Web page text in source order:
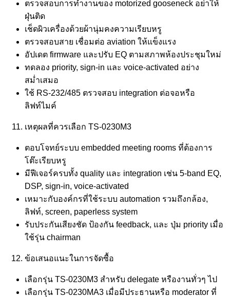
ตรวจสอบการทำงานของ motorized gooseneck อย่าให้
ฝุ่นติด
เช็ดผิวเครื่องด้วยผ้านุ่มคงความเรียบหรู
ตรวจสอบสาย เชื่อมต่อ aviation ให้แข็งแรง
อัปเดต firmware และปรับ EQ ตามสภาพห้องประชุมใหม่
ทดลอง priority, sign‑in และ voice‑activated อย่าง
สม่ำเสมอ
ใช้ RS‑232/485 ตรวจสอบ integration ต่อจอหรือ
ลิฟท์ไมค์
เหตุผลที่ควรเลือก TS‑0230M3
ตอบโจทย์ระบบ embedded meeting rooms ที่ต้องการ
โต๊ะเรียบหรู
มีฟีเจอร์ครบทั้ง quality และ integration เช่น 5-band EQ,
DSP, sign-in, voice‑activated
เหมาะกับองค์กรที่ใช้ระบบ automation รวมถึงกล้อง,
ลิฟท์, screen, paperless system
รับประกันเสียงชัด ป้องกัน feedback, และ ปุ่ม priority เมื่อ
ใช้รุ่น chairman
ข้อเสนอแนะในการจัดซื้อ
เลือกรุ่น TS‑0230M3 สำหรับ delegate หรืองานทั่วๆ ไป
เลือกรุ่น TS‑0230MA3 เมื่อมีประธานหรือ moderator ที่